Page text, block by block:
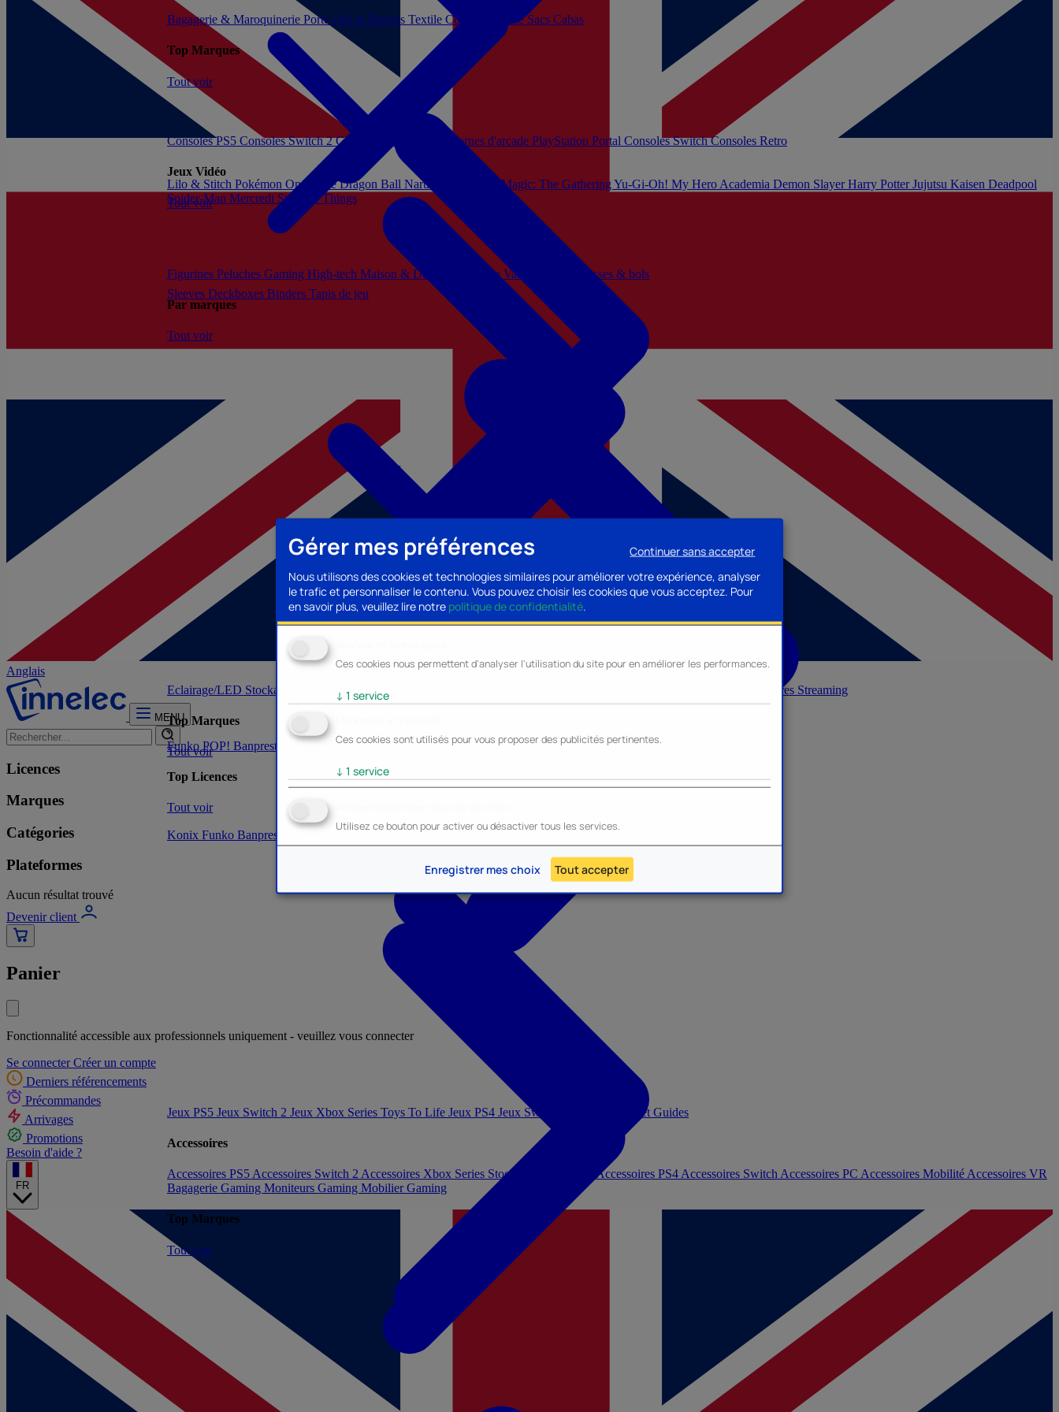
Gérer mes préférences
Nous utilisons des cookies et technologies similaires pour améliorer votre expérience, analyser
le trafic et personnaliser le contenu. Vous pouvez choisir les cookies que vous acceptez. Pour
en savoir plus, veuillez lire notre politique de confidentialité.
Ces cookies nous permettent d'analyser l'utilisation du site pour en améliorer les performances.
↓ 1 service
Ces cookies sont utilisés pour vous proposer des publicités pertinentes.
↓ 1 service
Utilisez ce bouton pour activer ou désactiver tous les services.
Continuer sans accepter
Enregistrer mes choix Tout accepter
Anglais
MENU
Licences
Marques
Catégories
Plateformes
Aucun résultat trouvé
Devenir client
Panier
Fonctionnalité accessible aux professionnels uniquement - veuillez vous connecter
Se connecter Créer un compte
Derniers référencements
Précommandes
Arrivages
Promotions
Besoin d'aide ?
FR
Figurines Peluches Gaming High-tech Maison & Décoration ModeVaisselle Mugs, tasses & bols
Par marques
Tout voir
Konix Funko Banpresto NOUVEAU - Heroes Inc.
Consoles PS5 Consoles Switch 2Consoles Xbox Series Bornes d'arcade PlayStation Portal Consoles SwitchConsoles Retro
Jeux Vidéo
Tout voir
Jeux PS5 Jeux Switch 2 Jeux Xbox Series Toys To Life Jeux PS4 Jeux Switch Livres et Guides
Accessoires
Accessoires PS5 Accessoires Switch 2 Accessoires Xbox Series Stockage et Mémoire Accessoires PS4 Accessoires Switch Accessoires PC Accessoires Mobilité Accessoires VR
Bagagerie Gaming Moniteurs Gaming Mobilier Gaming
Top Marques
Tout voir
Bagagerie & Maroquinerie Porte-clés & Badges Textile Cosplay BeautéSacs Cabas
Top Marques
Tout voir
Funko POP! Banpresto Plastoy StorLyoEnescoCerdaMighty Jaxx
Top Licences
Tout voir
Sleeves Deckboxes Binders Tapis de jeu
Eclairage/LED Stockage/Mémoire Accessoires PC Accessoires Streaming
Top Marques
Tout voir
Lilo & Stitch Pokémon One PieceDragon Ball Naruto Hello KittyMagic: The Gathering Yu-Gi-Oh! My Hero Academia Demon SlayerHarry PotterJujutsu Kaisen Deadpool
Spider-Man Mercredi Stranger Things